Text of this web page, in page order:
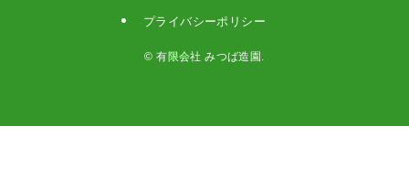
プライバシーポリシー
© 有限会社 みつば造園.